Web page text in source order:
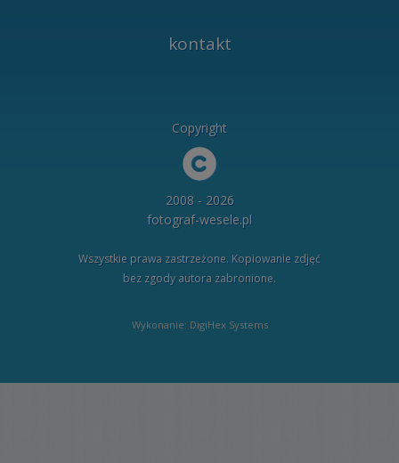
kontakt
Copyright
2008 - 2026
fotograf-wesele.pl
Wszystkie prawa zastrzeżone. Kopiowanie zdjęć
bez zgody autora zabronione.
Wykonanie: DigiHex Systems